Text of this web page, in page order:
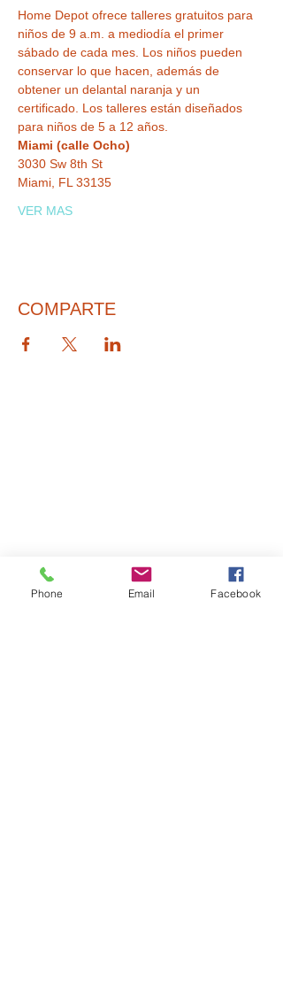
Home Depot ofrece talleres gratuitos para
niños de 9 a.m. a mediodía el primer
sábado de cada mes. Los niños pueden
conservar lo que hacen, además de
obtener un delantal naranja y un
certificado. Los talleres están diseñados
para niños de 5 a 12 años.
VER MAS
COMPARTE
Phone Email Facebook